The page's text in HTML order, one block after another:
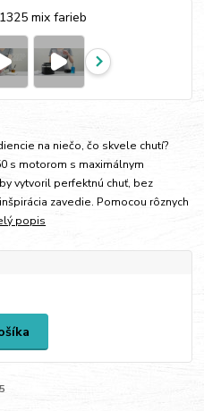
na niečo, čo skvele chutí?
s motorom s maximálnym
vytvoril perfektnú chuť, bez
zavedie. Pomocou rôznych
popis